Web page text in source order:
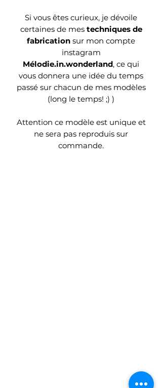
Si vous êtes curieux, je dévoile
certaines de mes techniques de
fabrication sur mon compte
instagram
Mélodie.in.wonderland, ce qui
vous donnera une idée du temps
passé sur chacun de mes modèles
(long le temps! ;) )
Attention ce modèle est unique et
ne sera pas reproduis sur
commande.